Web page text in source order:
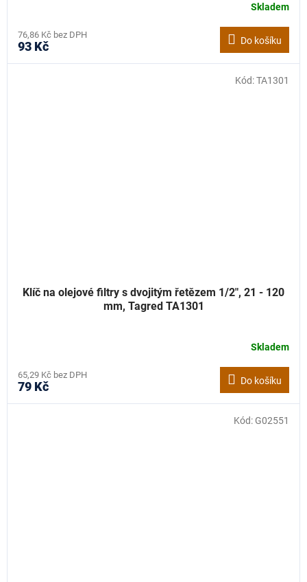
Skladem
76,86 Kč bez DPH
93 Kč Do košíku
Klíč na olejové filtry s dvojitým řetězem 1/2", 21 - 120
mm, Tagred TA1301
Skladem
65,29 Kč bez DPH
79 Kč Do košíku
Kód:TA1301
Kód: G02551